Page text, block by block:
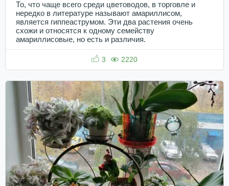
То, что чаще всего среди цветоводов, в торговле и
нередко в литературе называют амариллисом,
является гиппеаструмом. Эти два растения очень
схожи и относятся к одному семейству
амариллисовые, но есть и различия.
3 2220